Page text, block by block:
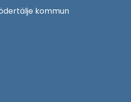
kommun